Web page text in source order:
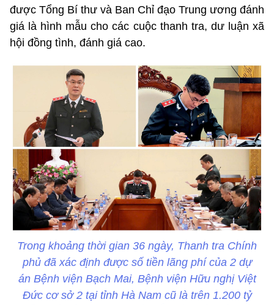
được Tổng Bí thư và Ban Chỉ đạo Trung ương đánh
giá là hình mẫu cho các cuộc thanh tra, dư luận xã
hội đồng tình, đánh giá cao.
Trong khoảng thời gian 36 ngày, Thanh tra Chính
phủ đã xác định được số tiền lãng phí của 2 dự
án Bệnh viện Bạch Mai, Bệnh viện Hữu nghị Việt
Đức cơ sở 2 tại tỉnh Hà Nam cũ là trên 1.200 tỷ